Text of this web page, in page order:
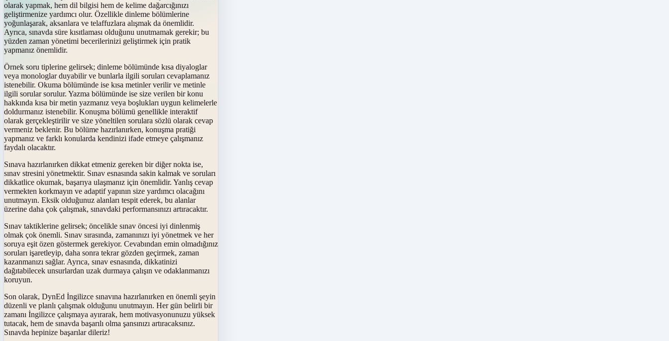
olarak yapmak, hem dil bilgisi hem de kelime dağarcığınızı
geliştirmenize yardımcı olur. Özellikle dinleme bölümlerine
yoğunlaşarak, aksanlara ve telaffuzlara alışmak da önemlidir.
Ayrıca, sınavda süre kısıtlaması olduğunu unutmamak gerekir; bu
yüzden zaman yönetimi becerilerinizi geliştirmek için pratik
yapmanız önemlidir.
Örnek soru tiplerine gelirsek; dinleme bölümünde kısa diyaloglar
veya monologlar duyabilir ve bunlarla ilgili soruları cevaplamanız
istenebilir. Okuma bölümünde ise kısa metinler verilir ve metinle
ilgili sorular sorulur. Yazma bölümünde ise size verilen bir konu
hakkında kısa bir metin yazmanız veya boşlukları uygun kelimelerle
doldurmanız istenebilir. Konuşma bölümü genellikle interaktif
olarak gerçekleştirilir ve size yöneltilen sorulara sözlü olarak cevap
vermeniz beklenir. Bu bölüme hazırlanırken, konuşma pratiği
yapmanız ve farklı konularda kendinizi ifade etmeye çalışmanız
faydalı olacaktır.
Sınava hazırlanırken dikkat etmeniz gereken bir diğer nokta ise,
sınav stresini yönetmektir. Sınav esnasında sakin kalmak ve soruları
dikkatlice okumak, başarıya ulaşmanız için önemlidir. Yanlış cevap
vermekten korkmayın ve adaptif yapının size yardımcı olacağını
unutmayın. Eksik olduğunuz alanları tespit ederek, bu alanlar
üzerine daha çok çalışmak, sınavdaki performansınızı artıracaktır.
Sınav taktiklerine gelirsek; öncelikle sınav öncesi iyi dinlenmiş
olmak çok önemli. Sınav sırasında, zamanınızı iyi yönetmek ve her
soruya eşit özen göstermek gerekiyor. Cevabından emin olmadığınız
soruları işaretleyip, daha sonra tekrar gözden geçirmek, zaman
kazanmanızı sağlar. Ayrıca, sınav esnasında, dikkatinizi
dağıtabilecek unsurlardan uzak durmaya çalışın ve odaklanmanızı
koruyun.
Son olarak, DynEd İngilizce sınavına hazırlanırken en önemli şeyin
düzenli ve planlı çalışmak olduğunu unutmayın. Her gün belirli bir
zamanı İngilizce çalışmaya ayırarak, hem motivasyonunuzu yüksek
tutacak, hem de sınavda başarılı olma şansınızı artıracaksınız.
Sınavda hepinize başarılar dileriz!